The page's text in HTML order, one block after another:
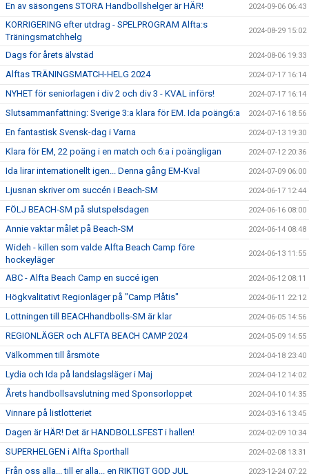
En av säsongens STORA Handbollshelger är HÄR! 2024-09-06 06:43
KORRIGERING efter utdrag - SPELPROGRAM Alfta:s
Träningsmatchhelg
2024-08-29 15:02
Dags för årets älvstäd 2024-08-06 19:33
Alftas TRÄNINGSMATCH-HELG 2024 2024-07-17 16:14
NYHET för seniorlagen i div 2 och div 3 - KVAL införs! 2024-07-17 16:14
Slutsammanfattning: Sverige 3:a klara för EM. Ida poäng6:a 2024-07-16 18:56
En fantastisk Svensk-dag i Varna 2024-07-13 19:30
Klara för EM, 22 poäng i en match och 6:a i poängligan 2024-07-12 20:36
Ida lirar internationellt igen... Denna gång EM-Kval 2024-07-09 06:00
Ljusnan skriver om succén i Beach-SM 2024-06-17 12:44
FÖLJ BEACH-SM på slutspelsdagen 2024-06-16 08:00
Annie vaktar målet på Beach-SM 2024-06-14 08:48
Wideh - killen som valde Alfta Beach Camp före
hockeyläger
2024-06-13 11:55
ABC - Alfta Beach Camp en succé igen 2024-06-12 08:11
Högkvalitativt Regionläger på "Camp Plåtis" 2024-06-11 22:12
Lottningen till BEACHhandbolls-SM är klar 2024-06-05 14:56
REGIONLÄGER och ALFTA BEACH CAMP 2024 2024-05-09 14:55
Välkommen till årsmöte 2024-04-18 23:40
Lydia och Ida på landslagsläger i Maj 2024-04-12 14:02
Årets handbollsavslutning med Sponsorloppet 2024-04-10 14:35
Vinnare på listlotteriet 2024-03-16 13:45
Dagen är HÄR! Det är HANDBOLLSFEST i hallen! 2024-02-09 10:34
SUPERHELGEN i Alfta Sporthall 2024-02-08 13:31
Från oss alla... till er alla... en RIKTIGT GOD JUL 2023-12-24 07:22